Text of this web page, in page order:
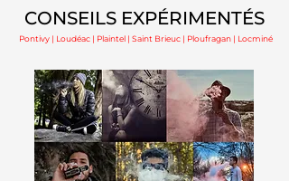
CONSEILS EXPÉRIMENTÉS
Pontivy | Loudéac | Plaintel | Saint Brieuc | Ploufragan | Locminé